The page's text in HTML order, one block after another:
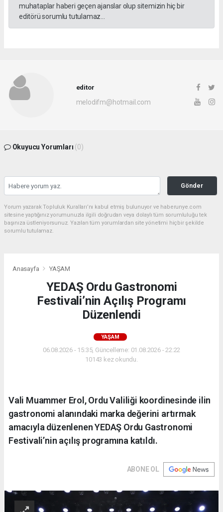
muhataplar haberi geçen ajanslar olup sitemizin hiç bir
editörü sorumlu tutulamaz...
editor
melodifm@hotmail.com
Okuyucu Yorumları (0)
Gönder
Yorum yazarak Topluluk Kuralları’nı kabul etmiş bulunuyor ve haberunye.com
sitesine yaptığınız yorumunuzla ilgili doğrudan veya dolaylı tüm sorumluluğu tek
başınıza üstleniyorsunuz. Yazılan tüm yorumlardan site yönetimi hiçbir şekilde
sorumlu tutulamaz.
Anasayfa YAŞAM
YEDAŞ Ordu Gastronomi
Festivali’nin Açılış Programı
Düzenlendi
YAŞAM
06.08.2026 - 15:35, Güncelleme: 01.08.2026 - 22:22
10143 kez okundu.
Vali Muammer Erol, Ordu Valiliği koordinesinde ilin
gastronomi alanındaki marka değerini artırmak
amacıyla düzenlenen YEDAŞ Ordu Gastronomi
Festivali’nin açılış programına katıldı.
ABONE OL